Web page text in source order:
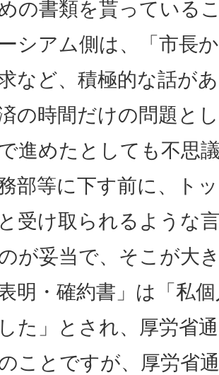
の書類を貰っている
シアム側は、「市長
など、積極的な話が
の時間だけの問題と
進めたとしても不思
部等に下す前に、ト
受け取られるような
が妥当で、そこが大
表明・確約書」は「私
た」とされ、厚労省
ことですが、厚労省